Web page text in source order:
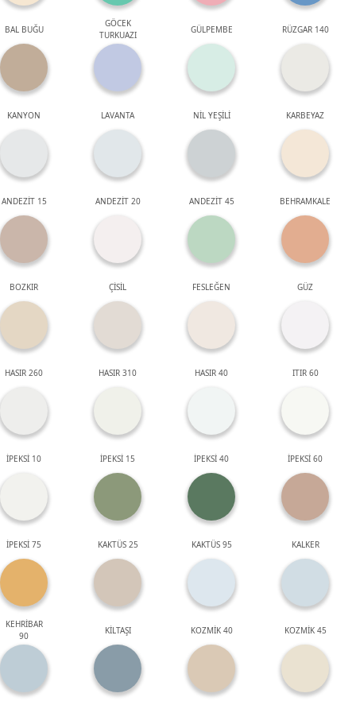
BAL BUĞU
GÖCEK
TURKUAZI
GÜLPEMBE RÜZGAR 140
KANYON LAVANTA NİL YEŞİLİ KARBEYAZ
ANDEZİT 15 ANDEZİT 20 ANDEZİT 45 BEHRAMKALE
BOZKIR ÇİSİL FESLEĞEN GÜZ
HASIR 260 HASIR 310 HASIR 40 ITIR 60
İPEKSİ 10 İPEKSİ 15 İPEKSİ 40 İPEKSİ 60
İPEKSİ 75 KAKTÜS 25 KAKTÜS 95 KALKER
KEHRİBAR
90
KİLTAŞI KOZMİK 40 KOZMİK 45